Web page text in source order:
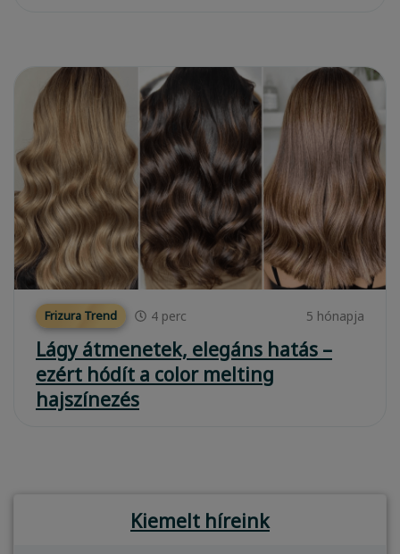
Frizura Trend 4 perc 5 hónapja
Lágy átmenetek, elegáns hatás –
ezért hódít a color melting
hajszínezés
Kiemelt híreink